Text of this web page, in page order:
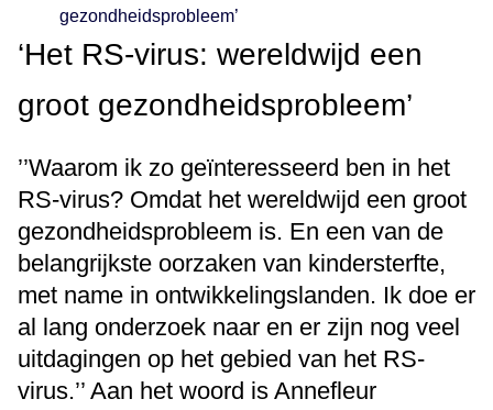
gezondheidsprobleem’
‘Het RS-virus: wereldwijd een
groot gezondheidsprobleem’
’’Waarom ik zo geïnteresseerd ben in het
RS-virus? Omdat het wereldwijd een groot
gezondheidsprobleem is. En een van de
belangrijkste oorzaken van kindersterfte,
met name in ontwikkelingslanden. Ik doe er
al lang onderzoek naar en er zijn nog veel
uitdagingen op het gebied van het RS-
virus.’’ Aan het woord is Annefleur